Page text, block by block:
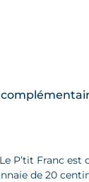
P’tit Franc est
de 20